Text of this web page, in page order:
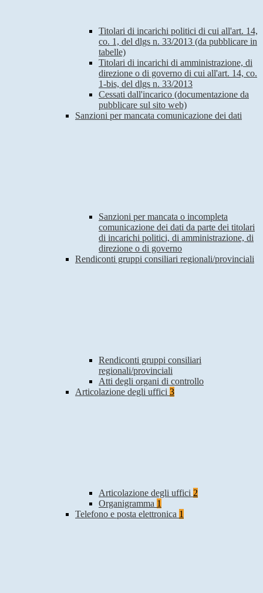
Titolari di incarichi politici di cui all'art. 14,
co. 1, del dlgs n. 33/2013 (da pubblicare in
tabelle)
Titolari di incarichi di amministrazione, di
direzione o di governo di cui all'art. 14, co.
1-bis, del dlgs n. 33/2013
Cessati dall'incarico (documentazione da
pubblicare sul sito web)
Sanzioni per mancata comunicazione dei dati
Sanzioni per mancata o incompleta
comunicazione dei dati da parte dei titolari
di incarichi politici, di amministrazione, di
direzione o di governo
Rendiconti gruppi consiliari regionali/provinciali
Rendiconti gruppi consiliari
regionali/provinciali
Atti degli organi di controllo
Articolazione degli uffici 3
Articolazione degli uffici 2
Organigramma 1
Telefono e posta elettronica 1